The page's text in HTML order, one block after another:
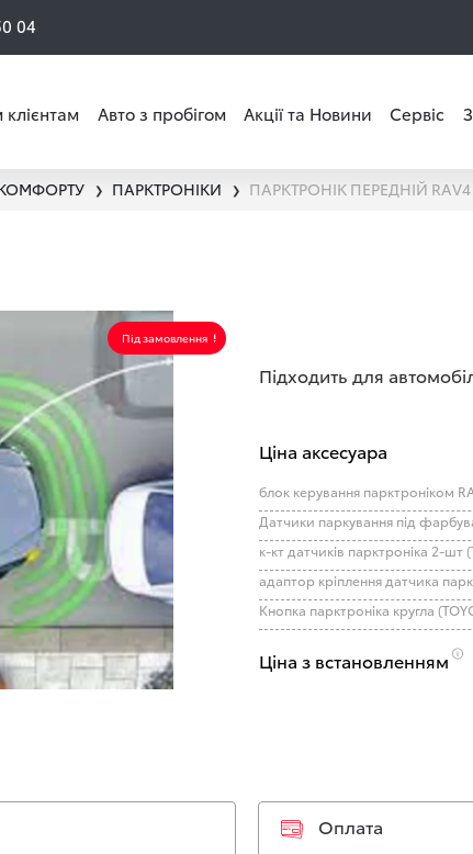
04
Авто з пробігом Акції та Новини Сервіс
❯ ПАРКТРОНІКИ ❯ ПАРКТРОНІК ПЕРЕДНІЙ RAV4
Під замовлення
Підходить для
Ціна аксесуара
блок керування парктроніком
к-кт датчиків парктроніка 2-шт
Кнопка парктроніка кругла
Ціна з встановленням
Оплата